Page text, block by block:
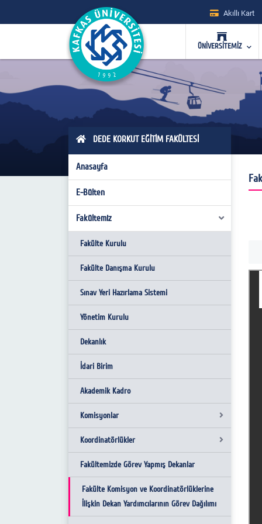
Akıllı Kart
ÜNİVERSİTEMİZ
DEDE KORKUT EĞİTİM FAKÜLTESİ
Anasayfa
E-Bülten
Fakültemiz
Fakülte Kurulu
Fakülte Danışma Kurulu
Sınav Yeri Hazırlama Sistemi
Yönetim Kurulu
Dekanlık
İdari Birim
Akademik Kadro
Komisyonlar
Atama Kriterleri Ön Değerlendirme
Komisyonu
Mezun İzleme Komisyonu
DİJİTAL DÖNÜŞÜM KOMİSYONU
Koordinatörlükler
Topluma Hizmet Uygulamaları Dersi
Koordinatörleri
İntibak ve Muafiyet Koordinatörleri
Fakültemizde Görev Yapmış Dekanlar
Fakülte Komisyon ve Koordinatörlüklerine
İlişkin Dekan Yardımcılarının Görev Dağılımı